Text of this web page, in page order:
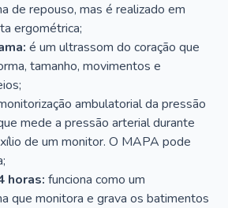
de repouso, mas é realizado em
ergométrica;
é um ultrassom do coração que
tamanho, movimentos e
ambulatorial da pressão
mede a pressão arterial durante
de um monitor. O MAPA pode
horas: funciona como um
que monitora e grava os batimentos